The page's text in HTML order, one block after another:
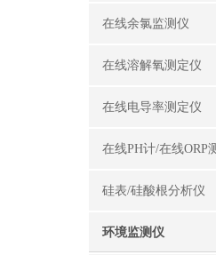
在线余氯监测仪
在线溶解氧测定仪
在线电导率测定仪
硅表/硅酸根分析仪
环境监测仪